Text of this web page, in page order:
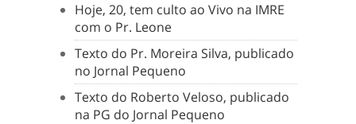
Hoje, 20, tem culto ao Vivo na IMRE
com o Pr. Leone
Texto do Pr. Moreira Silva, publicado
no Jornal Pequeno
Texto do Roberto Veloso, publicado
na PG do Jornal Pequeno